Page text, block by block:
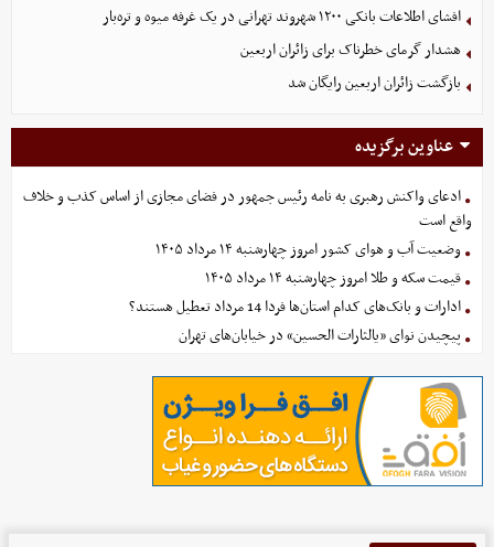
افشای اطلاعات بانکی ۱۲۰۰ شهروند تهرانی در یک غرفه میوه و تره‌بار
هشدار گرمای خطرناک برای زائران اربعین
بازگشت زائران اربعین رایگان شد
عناوین برگزیده
ادعای واکنش رهبری به نامه رئیس جمهور در فضای مجازی از اساس کذب و خلاف
واقع است
وضعیت آب و هوای کشور امروز چهارشنبه ۱۴ مرداد ۱۴۰۵
قیمت سکه و طلا امروز چهارشنبه ۱۴ مرداد ۱۴۰۵
ادارات و بانک‌های کدام استان‌ها فردا 14 مرداد تعطیل هستند؟
پیچیدن نوای «یالثارات الحسین» در خیابان‌های تهران